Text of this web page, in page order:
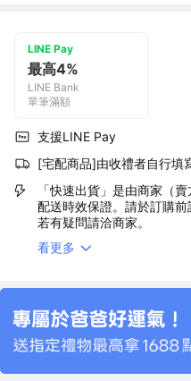
LINE Pay
最高4%
LINE Bank
單筆滿額
支援LINE Pay
[宅配商品]由收禮者自行填
「快速出貨」是由商家（
配送時效保證。請於訂購前
若有疑問請洽商家。
看更多